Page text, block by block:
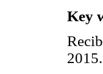
Key
2015.